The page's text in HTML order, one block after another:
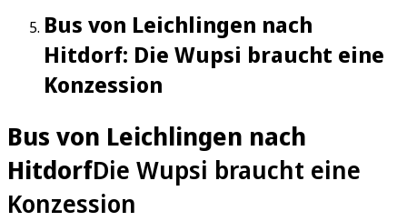
Bus von Leichlingen nach
Hitdorf: Die Wupsi braucht eine
Konzession
Bus von Leichlingen nach
HitdorfDie Wupsi braucht eine
Konzession